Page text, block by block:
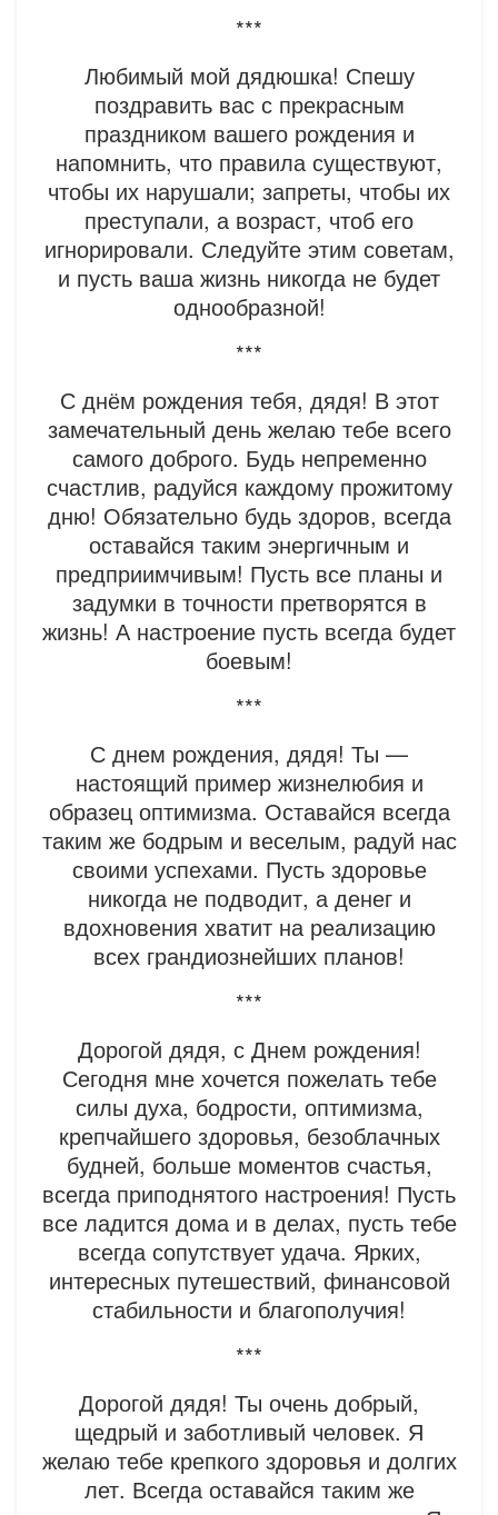
***
Любимый мой дядюшка! Спешу
поздравить вас с прекрасным
праздником вашего рождения и
напомнить, что правила существуют,
чтобы их нарушали; запреты, чтобы их
преступали, а возраст, чтоб его
игнорировали. Следуйте этим советам,
и пусть ваша жизнь никогда не будет
однообразной!
***
С днём рождения тебя, дядя! В этот
замечательный день желаю тебе всего
самого доброго. Будь непременно
счастлив, радуйся каждому прожитому
дню! Обязательно будь здоров, всегда
оставайся таким энергичным и
предприимчивым! Пусть все планы и
задумки в точности претворятся в
жизнь! А настроение пусть всегда будет
боевым!
***
С днем рождения, дядя! Ты —
настоящий пример жизнелюбия и
образец оптимизма. Оставайся всегда
таким же бодрым и веселым, радуй нас
своими успехами. Пусть здоровье
никогда не подводит, а денег и
вдохновения хватит на реализацию
всех грандиознейших планов!
***
Дорогой дядя, с Днем рождения!
Сегодня мне хочется пожелать тебе
силы духа, бодрости, оптимизма,
крепчайшего здоровья, безоблачных
будней, больше моментов счастья,
всегда приподнятого настроения! Пусть
все ладится дома и в делах, пусть тебе
всегда сопутствует удача. Ярких,
интересных путешествий, финансовой
стабильности и благополучия!
***
Дорогой дядя! Ты очень добрый,
щедрый и заботливый человек. Я
желаю тебе крепкого здоровья и долгих
лет. Всегда оставайся таким же